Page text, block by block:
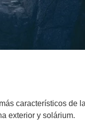
característicos de
exterior y solárium.